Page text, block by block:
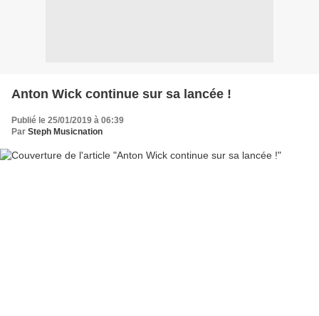
Anton Wick continue sur sa lancée !
Publié le 25/01/2019 à 06:39
Par Steph Musicnation